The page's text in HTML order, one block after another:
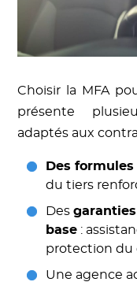
Choisir la MFA
présente
adaptés aux
Des
du tiers
Des
base :
protection du
Une agence